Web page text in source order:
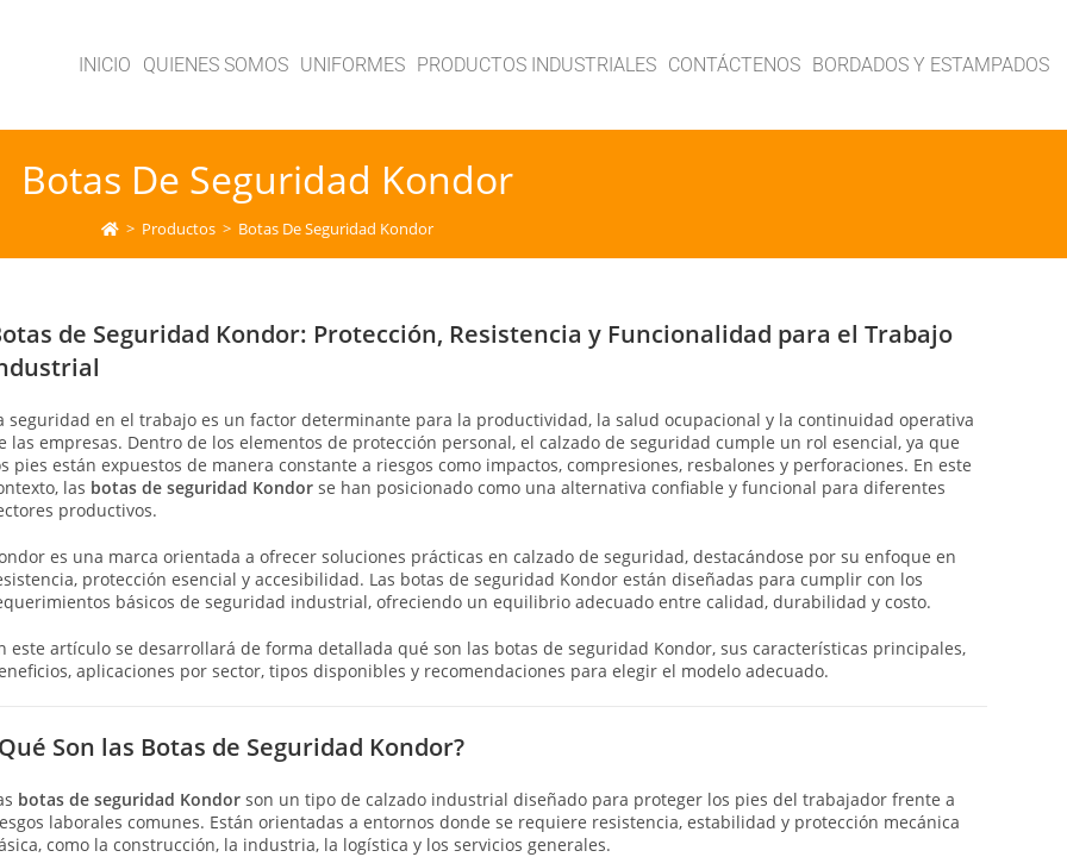
INICIO QUIENES SOMOS UNIFORMES PRODUCTOS INDUSTRIALES CONTÁCTENOS BORDADOS Y ESTAMPADOS
Botas De Seguridad Kondor
> Productos > Botas De Seguridad Kondor
de Seguridad Kondor: Protección, Resistencia y Funcionalidad para el Trabajo
seguridad en el trabajo es un factor determinante para la productividad, la salud ocupacional y la continuidad operativa
las empresas. Dentro de los elementos de protección personal, el calzado de seguridad cumple un rol esencial, ya que
pies están expuestos de manera constante a riesgos como impactos, compresiones, resbalones y perforaciones. En este
las botas de seguridad Kondorse han posicionado como una alternativa confiable y funcional para diferentes
productivos.
es una marca orientada a ofrecer soluciones prácticas en calzado de seguridad, destacándose por su enfoque en
protección esencial y accesibilidad. Las botas de seguridad Kondor están diseñadas para cumplir con los
básicos de seguridad industrial, ofreciendo un equilibrio adecuado entre calidad, durabilidad y costo.
este artículo se desarrollará de forma detallada qué son las botas de seguridad Kondor, sus características principales,
aplicaciones por sector, tipos disponibles y recomendaciones para elegir el modelo adecuado.
Son las Botas de Seguridad Kondor?
botas de seguridad Kondorson un tipo de calzado industrial diseñado para proteger los pies del trabajador frente a
laborales comunes. Están orientadas a entornos donde se requiere resistencia, estabilidad y protección mecánica
como la construcción, la industria, la logística y los servicios generales.